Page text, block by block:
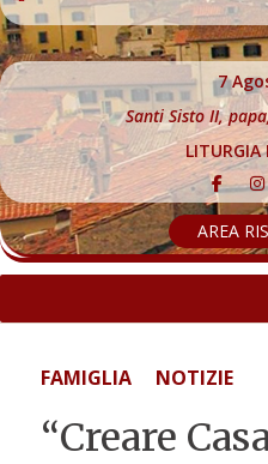
7
Santi Sisto II,
LITURGIA
AREA
FAMIGLIA NOTIZIE
“Creare